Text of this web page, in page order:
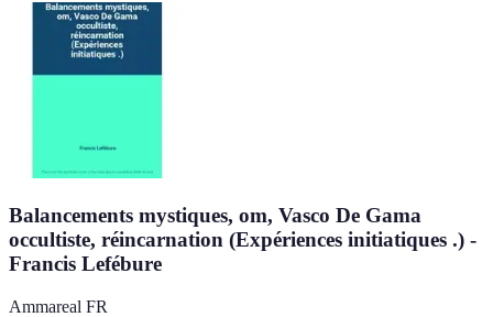
Balancements mystiques, om, Vasco De Gama
occultiste, réincarnation (Expériences initiatiques .) -
Francis Lefébure
Ammareal FR